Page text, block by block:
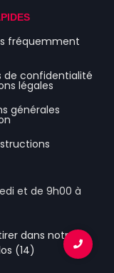
fréquemment
de confidentialité
légales
générales
et de 9h00 à
dans notre
(14)